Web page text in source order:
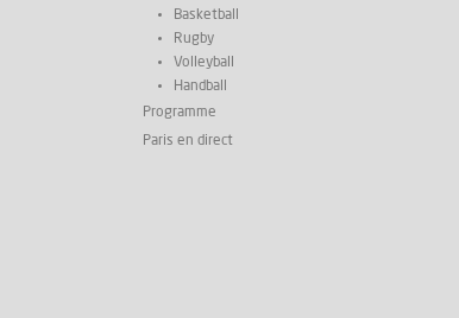
Basketball
Rugby
Volleyball
Handball
Programme
Paris en direct